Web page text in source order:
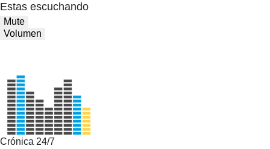
Estas escuchando
Mute
Volumen
Crónica 24/7